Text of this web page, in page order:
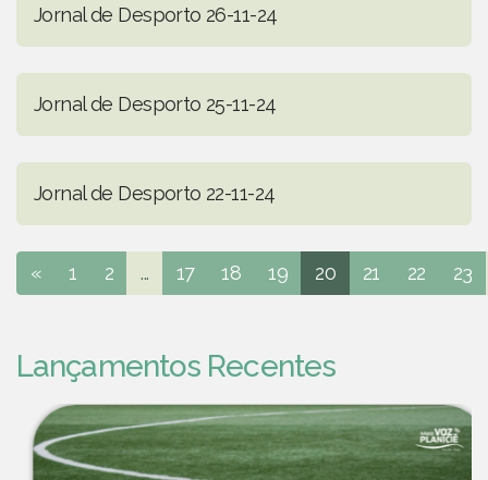
Jornal de Desporto 26-11-24
Jornal de Desporto 25-11-24
Jornal de Desporto 22-11-24
« 1 2 ... 17 18 19 20 21 22 23
Lançamentos Recentes